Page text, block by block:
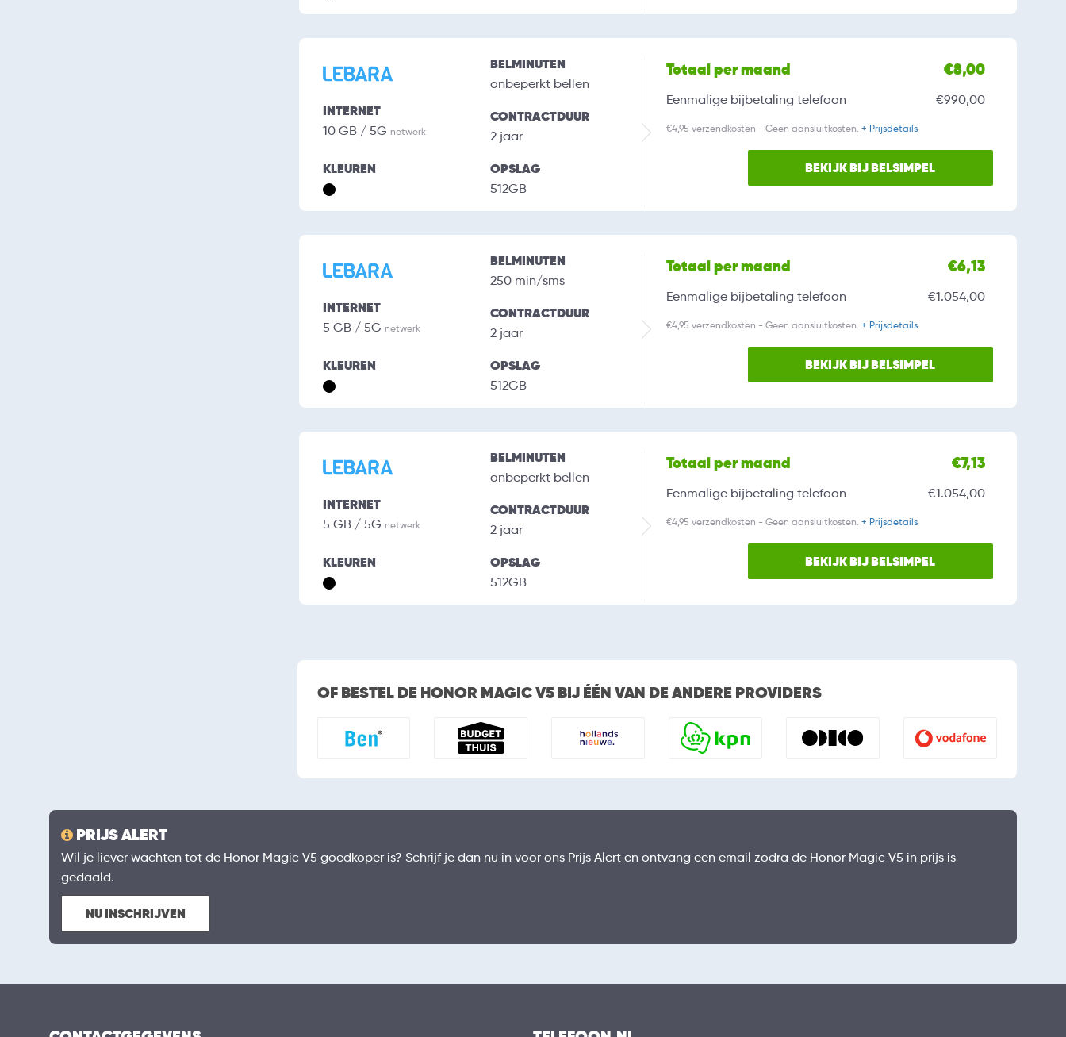
INTERNET
10 GB / 5G netwerk
BELMINUTEN
onbeperkt bellen
CONTRACTDUUR
2 jaar
KLEUREN OPSLAG
512GB
Totaal per maand €8,00
Eenmalige bijbetaling telefoon €990,00
€4,95 verzendkosten - Geen aansluitkosten. + Prijsdetails
BEKIJK BIJ BELSIMPEL
INTERNET
5 GB / 5G netwerk
BELMINUTEN
250 min/sms
CONTRACTDUUR
2 jaar
KLEUREN OPSLAG
512GB
Totaal per maand €6,13
Eenmalige bijbetaling telefoon €1.054,00
€4,95 verzendkosten - Geen aansluitkosten. + Prijsdetails
BEKIJK BIJ BELSIMPEL
INTERNET
5 GB / 5G netwerk
BELMINUTEN
onbeperkt bellen
CONTRACTDUUR
2 jaar
KLEUREN OPSLAG
512GB
Totaal per maand €7,13
Eenmalige bijbetaling telefoon €1.054,00
€4,95 verzendkosten - Geen aansluitkosten. + Prijsdetails
BEKIJK BIJ BELSIMPEL
OF BESTEL DE HONOR MAGIC V5 BIJ ÉÉN VAN DE ANDERE PROVIDERS
PRIJS ALERT
Wil je liever wachten tot de Honor Magic V5 goedkoper is? Schrijf je dan nu in voor ons Prijs Alert en ontvang een email zodra de Honor Magic V5 in prijs is
gedaald.
NU INSCHRIJVEN